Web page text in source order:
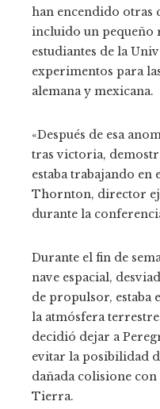
han encendido otras
incluido un
estudiantes de la
experimentos para
alemana y mexicana.
«Después de esa
tras victoria,
estaba trabajando en
Thornton, director
durante la
Durante el fin de
nave espacial,
de propulsor, estaba
la atmósfera
decidió dejar a
evitar la posibilidad
dañada colisione
Tierra.